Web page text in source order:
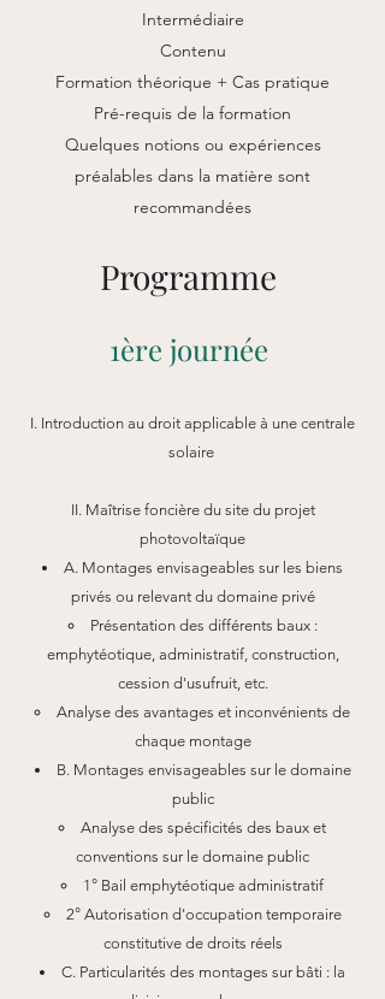
Intermédiaire​
Contenu
Formation théorique + Cas pratique​
Pré-requis de la formation
Quelques notions ou expériences
préalables dans la matière sont
recommandées​​​
Programme ​
1ère journée
I. Introduction au droit applicable à une centrale
solaire
II. Maîtrise foncière du site du projet
photovoltaïque
A. Montages envisageables sur les biens
privés ou relevant du domaine privé
Présentation des différents baux :
emphytéotique, administratif, construction,
cession d'usufruit, etc.
Analyse des avantages et inconvénients de
chaque montage
B. Montages envisageables sur le domaine
public
Analyse des spécificités des baux et
conventions sur le domaine public
1° Bail emphytéotique administratif
2° Autorisation d'occupation temporaire
constitutive de droits réels
C. Particularités des montages sur bâti : la